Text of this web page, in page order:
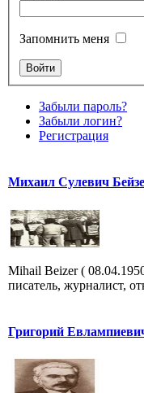
Запомнить меня
Забыли пароль?
Забыли логин?
Регистрация
Михаил Сулевич
Mihail Beizer (
писатель, журналист,
Григорий